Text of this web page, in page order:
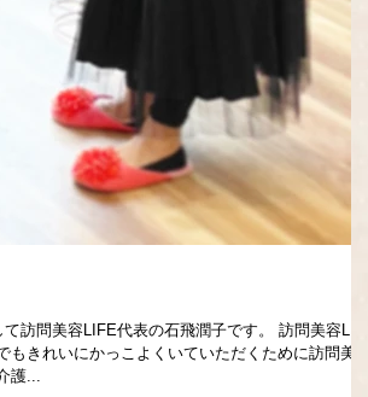
訪問美容LIFE代表の石飛潤子です。 訪問美容
きれいにかっこよくいていただくために訪問美
護...